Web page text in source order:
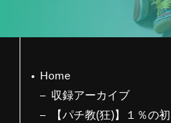
Home
収録アーカイブ
【パチ教(狂)】１％の